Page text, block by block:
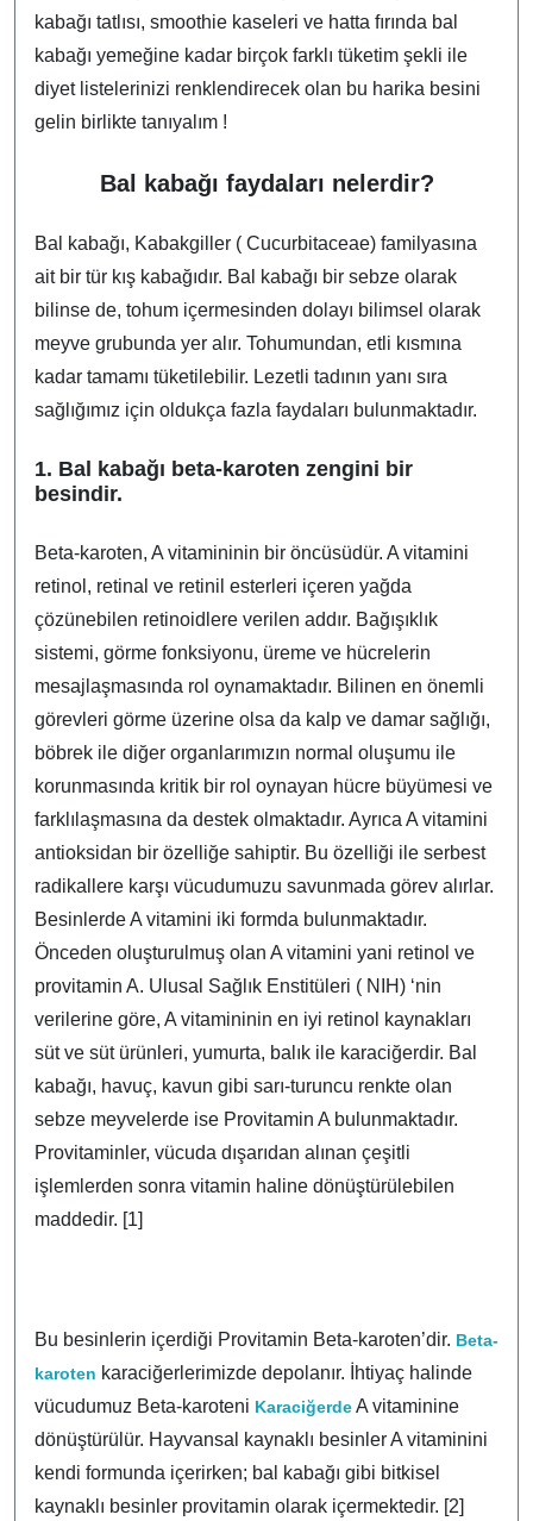
kabağı tatlısı, smoothie kaseleri ve hatta fırında bal
kabağı yemeğine kadar birçok farklı tüketim şekli ile
diyet listelerinizi renklendirecek olan bu harika besini
gelin birlikte tanıyalım !
Bal kabağı faydaları nelerdir?
Bal kabağı, Kabakgiller ( Cucurbitaceae) familyasına
ait bir tür kış kabağıdır. Bal kabağı bir sebze olarak
bilinse de, tohum içermesinden dolayı bilimsel olarak
meyve grubunda yer alır. Tohumundan, etli kısmına
kadar tamamı tüketilebilir. Lezetli tadının yanı sıra
sağlığımız için oldukça fazla faydaları bulunmaktadır.
1. Bal kabağı beta-karoten zengini bir
besindir.
Beta-karoten, A vitamininin bir öncüsüdür. A vitamini
retinol, retinal ve retinil esterleri içeren yağda
çözünebilen retinoidlere verilen addır. Bağışıklık
sistemi, görme fonksiyonu, üreme ve hücrelerin
mesajlaşmasında rol oynamaktadır. Bilinen en önemli
görevleri görme üzerine olsa da kalp ve damar sağlığı,
böbrek ile diğer organlarımızın normal oluşumu ile
korunmasında kritik bir rol oynayan hücre büyümesi ve
farklılaşmasına da destek olmaktadır. Ayrıca A vitamini
antioksidan bir özelliğe sahiptir. Bu özelliği ile serbest
radikallere karşı vücudumuzu savunmada görev alırlar.
Besinlerde A vitamini iki formda bulunmaktadır.
Önceden oluşturulmuş olan A vitamini yani retinol ve
provitamin A. Ulusal Sağlık Enstitüleri ( NIH) ‘nin
verilerine göre, A vitamininin en iyi retinol kaynakları
süt ve süt ürünleri, yumurta, balık ile karaciğerdir. Bal
kabağı, havuç, kavun gibi sarı-turuncu renkte olan
sebze meyvelerde ise Provitamin A bulunmaktadır.
Provitaminler, vücuda dışarıdan alınan çeşitli
işlemlerden sonra vitamin haline dönüştürülebilen
maddedir. [1]
Bu besinlerin içerdiği Provitamin Beta-karoten’dir. Beta-
karoten karaciğerlerimizde depolanır. İhtiyaç halinde
vücudumuz Beta-karoteni KaraciğerdeA vitaminine
dönüştürülür. Hayvansal kaynaklı besinler A vitaminini
kendi formunda içerirken; bal kabağı gibi bitkisel
kaynaklı besinler provitamin olarak içermektedir. [2]